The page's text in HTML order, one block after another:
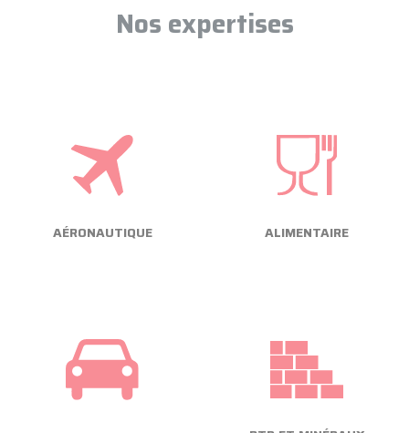
Nos expertises
AÉRONAUTIQUE ALIMENTAIRE